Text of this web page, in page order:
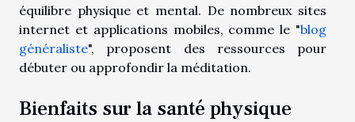
équilibre physique et mental. De nombreux sites
internet et applications mobiles, comme le "blog
généraliste", proposent des ressources pour
débuter ou approfondir la méditation.
Bienfaits sur la santé physique